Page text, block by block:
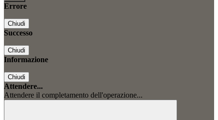
Errore
Chiudi
Successo
Chiudi
Informazione
Chiudi
Attendere...
Attendere il completamento dell'operazione...